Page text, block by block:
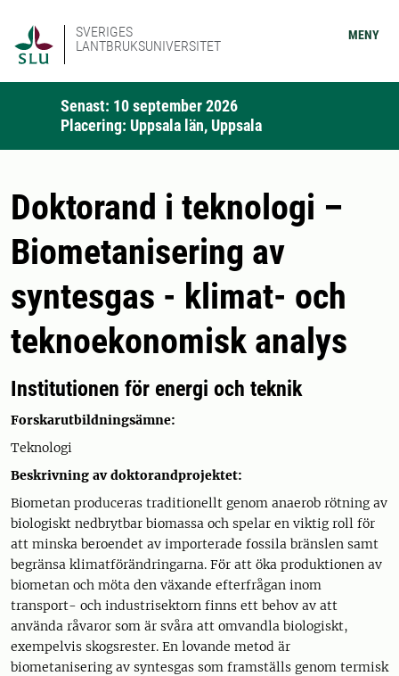
SVERIGES
LANTBRUKSUNIVERSITET
MENY
Senast: 10 september 2026
Placering: Uppsala län, Uppsala
Doktorand i teknologi –
Biometanisering av
syntesgas - klimat- och
teknoekonomisk analys
Institutionen för energi och teknik
Forskarutbildningsämne:
Teknologi
Beskrivning av doktorandprojektet:
Biometan produceras traditionellt genom anaerob rötning av
biologiskt nedbrytbar biomassa och spelar en viktig roll för
att minska beroendet av importerade fossila bränslen samt
begränsa klimatförändringarna. För att öka produktionen av
biometan och möta den växande efterfrågan inom
transport- och industrisektorn finns ett behov av att
använda råvaror som är svåra att omvandla biologiskt,
exempelvis skogsrester. En lovande metod är
biometanisering av syntesgas som framställs genom termisk